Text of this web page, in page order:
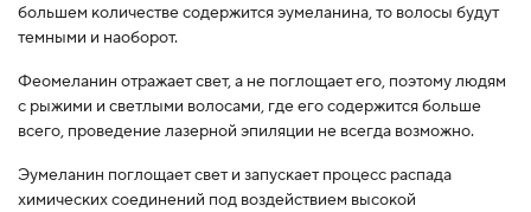
большем количестве содержится эумеланина, то волосы будут
темными и наоборот.
Феомеланин отражает свет, а не поглощает его, поэтому людям
с рыжими и светлыми волосами, где его содержится больше
всего, проведение лазерной эпиляции не всегда возможно.
Эумеланин поглощает свет и запускает процесс распада
химических соединений под воздействием высокой